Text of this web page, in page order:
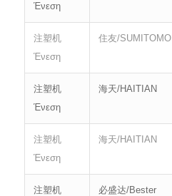
Ένεση
注塑机
Ένεση
住友/SUMITOMO
注塑机
Ένεση
海天/HAITIAN
注塑机
Ένεση
海天/HAITIAN
注塑机
必盛达/Bester